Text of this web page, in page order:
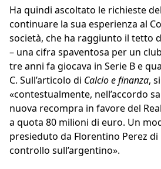
Ha quindi ascoltato le richieste
continuare la sua esperienza al
società, che ha raggiunto il tetto
– una cifra spaventosa per un
tre anni fa giocava in Serie B e
C. Sull’articolo di Calcio e finanza,
«contestualmente, nell’accordo
nuova recompra in favore del
a quota 80 milioni di euro. Un
presieduto da Florentino Perez
controllo sull’argentino».